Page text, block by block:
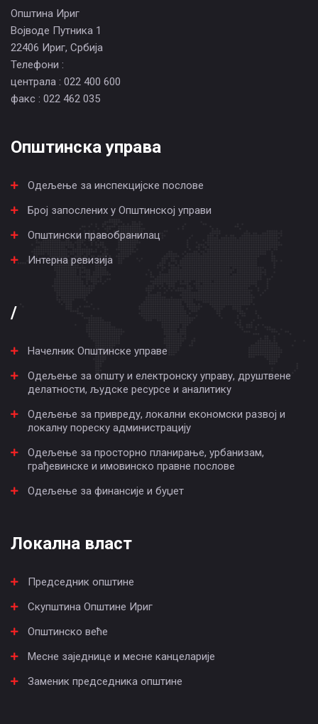
Општина Ириг
Војводе Путника 1
22406 Ириг, Србија
Телефони :
централа : 022 400 600
факс : 022 462 035
Општинска управа
Одељење за инспекцијске послове
Број запослених у Општинској управи
Општински правобранилац
Интерна ревизија
/
Начелник Општинске управе
Одељење за општу и електронску управу, друштвене
делатности, људске ресурсе и аналитику
Одељење за привреду, локални економски развој и
локалну пореску администрацију
Одељење за просторно планирање, урбанизам,
грађевинске и имовинско правне послове
Одељење за финансије и буџет
Локална власт
Председник општине
Скупштина Општине Ириг
Општинско веће
Месне заједнице и месне канцеларије
Заменик председника општине